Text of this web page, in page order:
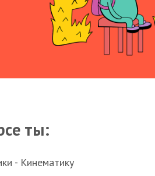
ты:
- Кинематику